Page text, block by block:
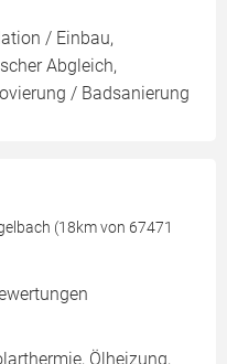
/ Einbau,
Abgleich,
/ Badsanierung
(18km von 67471
Ölheizung,